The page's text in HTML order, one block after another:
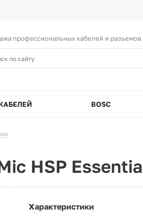
профессиональных кабелей и разъемов
BOSC
HSP
Характеристики